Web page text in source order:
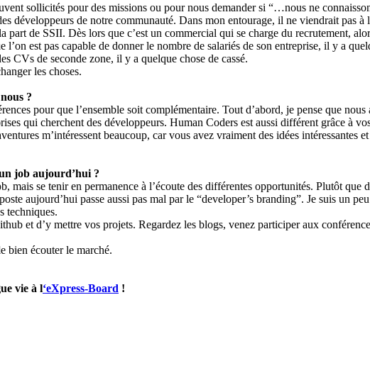
sollicités pour des missions ou pour nous demander si “…nous ne
développeurs de notre communauté. Dans mon entourage, il ne viendrait pas
part de SSII. Dès lors que c’est un commercial qui se charge du recrutement,
est pas capable de donner le nombre de salariés de son entreprise, il y a
CVs de seconde zone, il y a quelque chose de cassé.
les choses.
?
pour que l’ensemble soit complémentaire. Tout d’abord, je pense que
qui cherchent des développeurs. Human Coders est aussi différent grâce à
m’intéressent beaucoup, car vous avez vraiment des idées intéressantes
job aujourd’hui ?
mais se tenir en permanence à l’écoute des différentes opportunités. Plutôt
aujourd’hui passe aussi pas mal par le “developer’s branding”. Je suis un
techniques.
et d’y mettre vos projets. Regardez les blogs, venez participer aux
bien écouter le marché.
vie à l‘eXpress-Board !